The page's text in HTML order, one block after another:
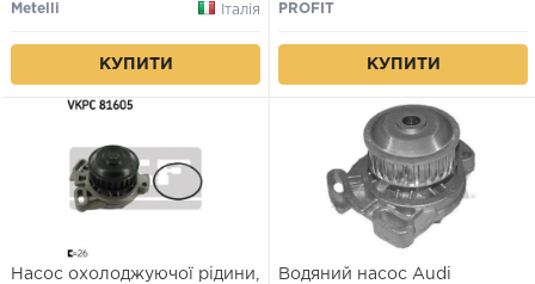
Metelli
Італія
КУПИТИ
PROFIT
КУПИТИ
Насос охолоджуючої рідини,
Водяний насос Audi